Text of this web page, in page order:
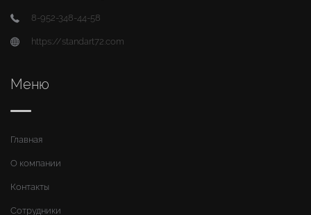
8-952-348-44-58
https://standart72.com
Меню
Главная
О компании
Контакты
Сотрудники